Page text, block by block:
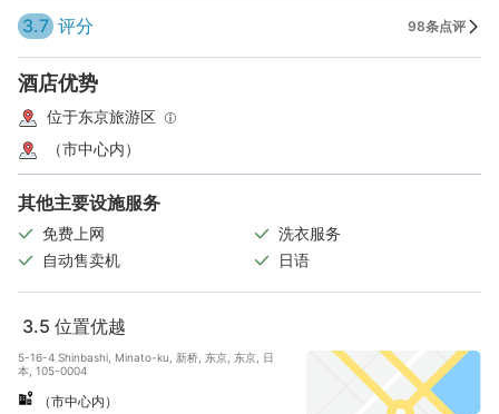
3.7 评分 98条点评
酒店优势
位于东京旅游区
（市中心内）
其他主要设施服务
免费上网
洗衣服务
自动售卖机
日语
3.5 位置优越
5-16-4 Shinbashi, Minato-ku, 新桥, 东京, 东京, 日
本, 105-0004
（市中心内）